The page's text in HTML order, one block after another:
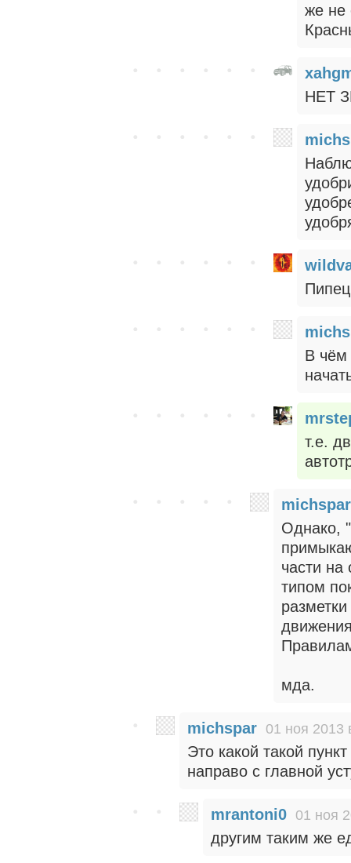
же не
НЕТ
В чём
т.е.
michspar
Однако,
части
типом
мда.
michspar 01 ноя 2013
Это какой такой
направо с главной
mrantoni0 01 ноя
другим таким же